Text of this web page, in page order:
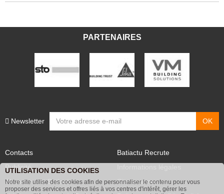
PARTENAIRES
Newsletter
Contacts
Publicité
Abonnement Batiactu
Batiactu Recrute
Site annonceurs
UTILISATION DES COOKIES
Notre site utilise des cookies afin de personnaliser le contenu pour vous
proposer des services et offres liés à vos centres d'intérêt, gérer les